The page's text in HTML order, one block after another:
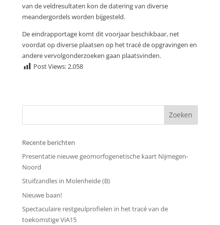
van de veldresultaten kon de datering van diverse
meandergordels worden bijgesteld.
De eindrapportage komt dit voorjaar beschikbaar, net
voordat op diverse plaatsen op het tracé de opgravingen en
andere vervolgonderzoeken gaan plaatsvinden.
Post Views:2.058
Recente berichten
Presentatie nieuwe geomorfogenetische kaart Nijmegen-
Noord
Stuifzandles in Molenheide (B)
Nieuwe baan!
Spectaculaire restgeulprofielen in het tracé van de
toekomstige ViA15